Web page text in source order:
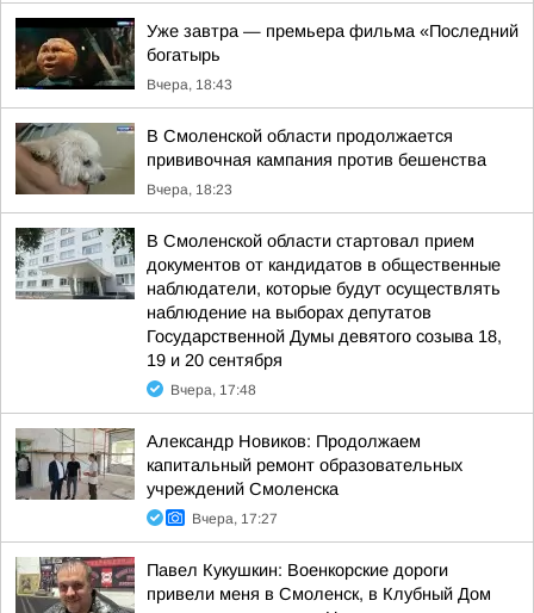
Уже завтра — премьера фильма «Последний
богатырь
Вчера, 18:43
В Смоленской области продолжается
прививочная кампания против бешенства
Вчера, 18:23
В Смоленской области стартовал прием
документов от кандидатов в общественные
наблюдатели, которые будут осуществлять
наблюдение на выборах депутатов
Государственной Думы девятого созыва 18,
19 и 20 сентября
Вчера, 17:48
Александр Новиков: Продолжаем
капитальный ремонт образовательных
учреждений Смоленска
Вчера, 17:27
Павел Кукушкин: Военкорские дороги
привели меня в Смоленск, в Клубный Дом